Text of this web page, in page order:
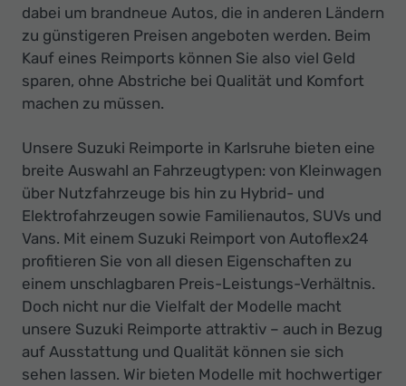
dabei um brandneue Autos, die in anderen Ländern
zu günstigeren Preisen angeboten werden. Beim
Kauf eines Reimports können Sie also viel Geld
sparen, ohne Abstriche bei Qualität und Komfort
machen zu müssen.
Unsere Suzuki Reimporte in Karlsruhe bieten eine
breite Auswahl an Fahrzeugtypen: von Kleinwagen
über Nutzfahrzeuge bis hin zu Hybrid- und
Elektrofahrzeugen sowie Familienautos, SUVs und
Vans. Mit einem Suzuki Reimport von Autoflex24
profitieren Sie von all diesen Eigenschaften zu
einem unschlagbaren Preis-Leistungs-Verhältnis.
Doch nicht nur die Vielfalt der Modelle macht
unsere Suzuki Reimporte attraktiv – auch in Bezug
auf Ausstattung und Qualität können sie sich
sehen lassen. Wir bieten Modelle mit hochwertiger